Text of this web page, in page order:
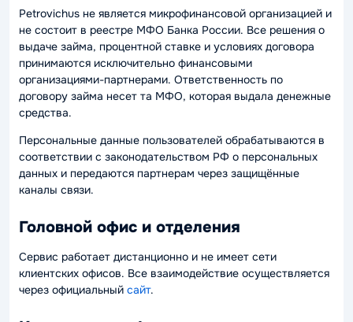
Petrovichus не является микрофинансовой организацией и
не состоит в реестре МФО Банка России. Все решения о
выдаче займа, процентной ставке и условиях договора
принимаются исключительно финансовыми
организациями-партнерами. Ответственность по
договору займа несет та МФО, которая выдала денежные
средства.
Персональные данные пользователей обрабатываются в
соответствии с законодательством РФ о персональных
данных и передаются партнерам через защищённые
каналы связи.
Головной офис и отделения
Сервис работает дистанционно и не имеет сети
клиентских офисов. Все взаимодействие осуществляется
через официальный сайт.